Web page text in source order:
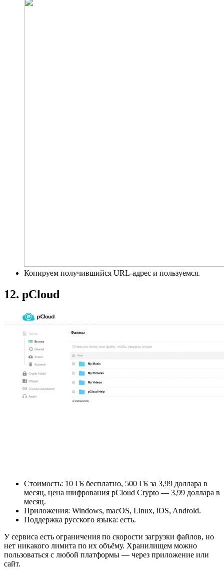
Копируем получившийся URL-адрес и пользуемся.
12. pCloud
Стоимость: 10 ГБ бесплатно, 500 ГБ за 3,99 доллара в
месяц, цена шифрования pCloud Crypto — 3,99 доллара в
месяц.
Приложения: Windows, macOS, Linux, iOS, Android.
Поддержка русского языка: есть.
У сервиса есть ограничения по скорости загрузки файлов, но
нет никакого лимита по их объёму. Хранилищем можно
пользоваться с любой платформы — через приложение или
сайт.